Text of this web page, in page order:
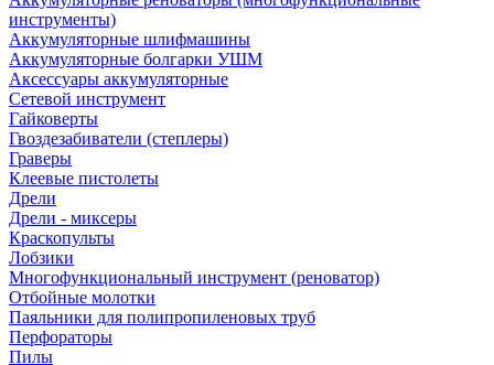
инструменты)
Аккумуляторные шлифмашины
Аккумуляторные болгарки УШМ
Аксессуары аккумуляторные
Сетевой инструмент
Гайковерты
Гвоздезабиватели (степлеры)
Граверы
Клеевые пистолеты
Дрели
Дрели - миксеры
Краскопульты
Лобзики
Многофункциональный инструмент (реноватор)
Отбойные молотки
Паяльники для полипропиленовых труб
Перфораторы
Пилы